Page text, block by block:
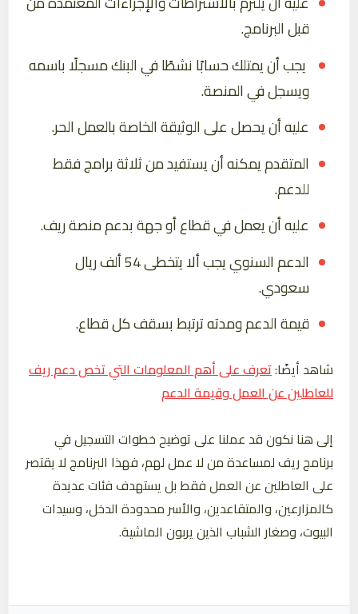
قبل البرنامج.
يجب أن يمتلك حسابًا نشطًا في البنك مسجلًا باسمه
ويسجل في المنصة.
عليه أن يحصل على الوثيقة الخاصة بالعمل الحر.
المتقدم يمكنه أن يستفيد من ثلاثة برامج فقط
للدعم.
عليه أن يعمل في قطاع أو جهة بدعم منصة ريف.
الدعم السنوي يجب ألا يتخطى 54 ألف ريال
سعودي.
قيمة الدعم ومدته ترتبط بسقف كل قطاع.
شاهد أيضًا:تعرف على أهم المعلومات التي تخص دعم ريف
للعاطلين عن العمل وقيمة الدعم
إلى هنا نكون قد عملنا على توضيح خطوات التسجيل في
برنامج ريف لمساعدة من لا عمل لهم، فهذا البرنامج لا يقتصر
على العاطلين عن العمل فقط بل يستهدف فئات عديدة
كالمزارعين، والمتقاعدين، والأسر محدودة الدخل، وسيدات
البيوت، وصغار الشباب الذين يربون الماشية.